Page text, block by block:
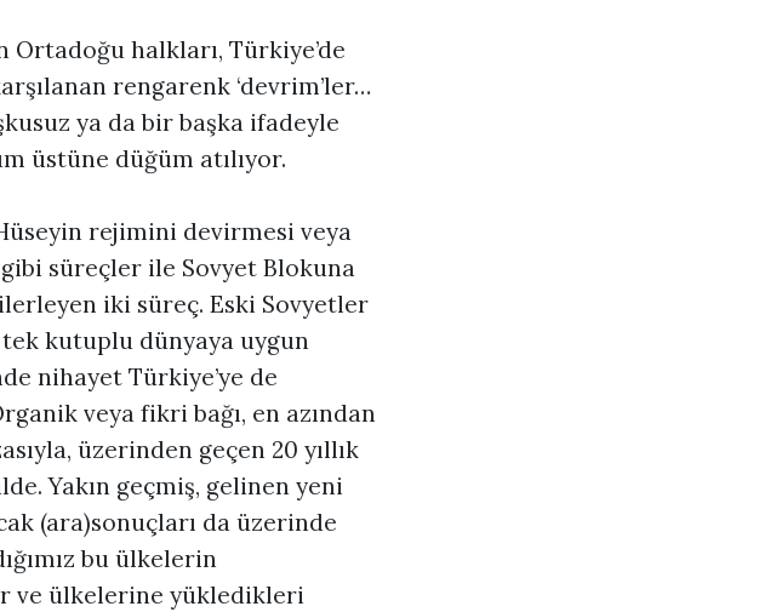
halkları, Türkiye’de
rengarenk ‘devrim’ler…
ya da bir başka ifadeyle
üstüne düğüm atılıyor.
rejimini devirmesi veya
süreçler ile Sovyet Blokuna
iki süreç. Eski Sovyetler
kutuplu dünyaya uygun
nihayet Türkiye’ye de
veya fikri bağı, en azından
üzerinden geçen 20 yıllık
Yakın geçmiş, gelinen yeni
(ara)sonuçları da üzerinde
bu ülkelerin
ve ülkelerine yükledikleri